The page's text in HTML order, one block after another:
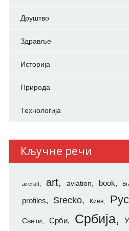
Друштво
Здравље
Историја
Природа
Технологија
Кључне речи
aircraft art aviation book
profiles Srecko Киев
Свети Срби Србија